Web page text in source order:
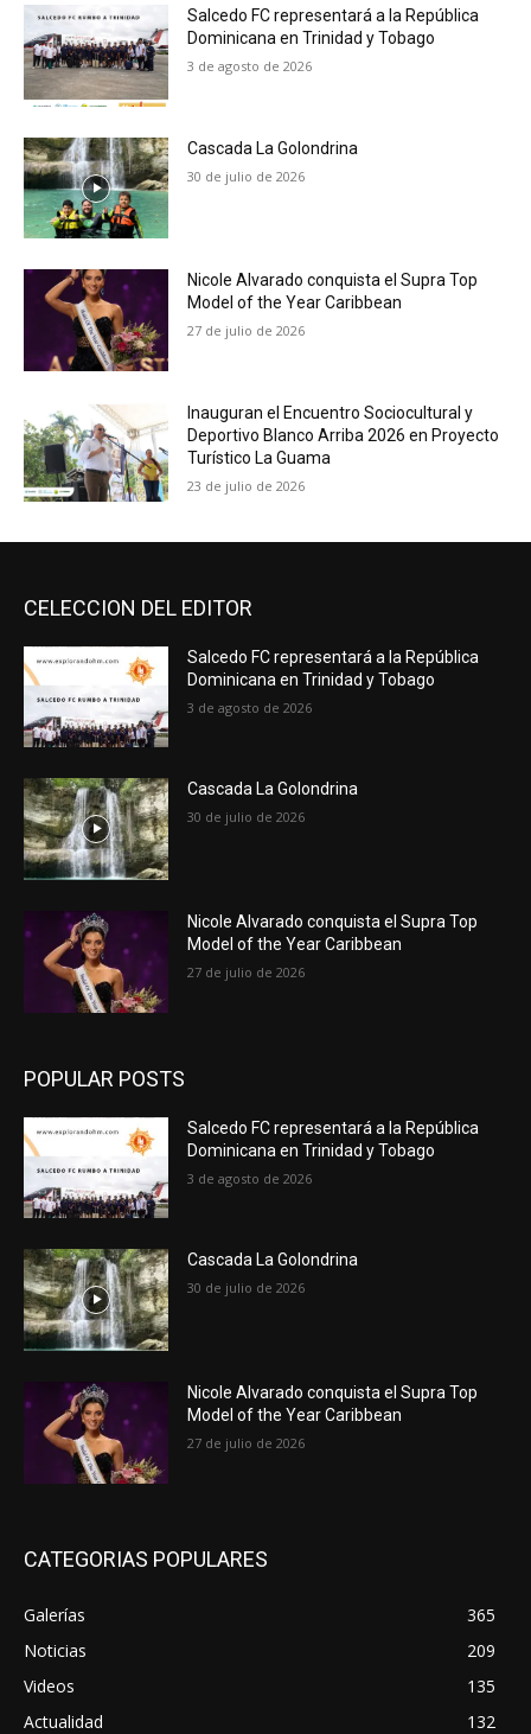
Salcedo FC representará a la República
Dominicana en Trinidad y Tobago
3 de agosto de 2026
Cascada La Golondrina
30 de julio de 2026
Nicole Alvarado conquista el Supra Top
Model of the Year Caribbean
27 de julio de 2026
Inauguran el Encuentro Sociocultural y
Deportivo Blanco Arriba 2026 en Proyecto
Turístico La Guama
23 de julio de 2026
CELECCION DEL EDITOR
Salcedo FC representará a la República
Dominicana en Trinidad y Tobago
3 de agosto de 2026
Cascada La Golondrina
30 de julio de 2026
Nicole Alvarado conquista el Supra Top
Model of the Year Caribbean
27 de julio de 2026
POPULAR POSTS
Salcedo FC representará a la República
Dominicana en Trinidad y Tobago
3 de agosto de 2026
Cascada La Golondrina
30 de julio de 2026
Nicole Alvarado conquista el Supra Top
Model of the Year Caribbean
27 de julio de 2026
CATEGORIAS POPULARES
Galerías
365
Noticias
209
Videos
135
Actualidad
132